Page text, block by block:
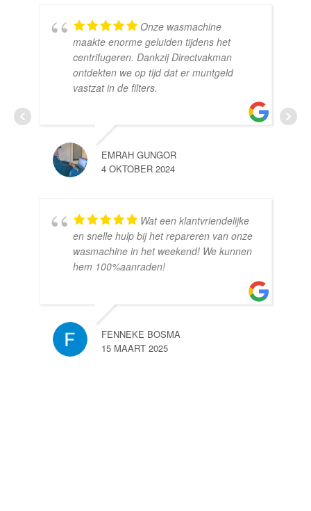
Onze wasmachine
maakte enorme geluiden tijdens het
centrifugeren. Dankzij Directvakman
ontdekten we op tijd dat er muntgeld
vastzat in de filters.
EMRAH GUNGOR
4 OKTOBER 2024
Wat een klantvriendelijke
en snelle hulp bij het repareren van onze
wasmachine in het weekend! We kunnen
hem 100%aanraden!
FENNEKE BOSMA
15 MAART 2025